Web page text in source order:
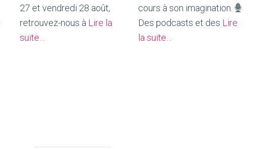
27 et vendredi 28 août,
retrouvez-nous à Lire la
suite…
cours à son imagination.
Des podcasts et des Lire
la suite…